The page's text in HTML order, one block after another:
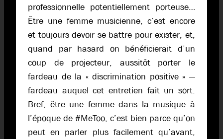
professionnelle potentiellement porteuse…
Être une femme musicienne, c’est encore
et toujours devoir se battre pour exister, et,
quand par hasard on bénéficierait d’un
coup de projecteur, aussitôt porter le
fardeau de la « discrimination positive » —
fardeau auquel cet entretien fait un sort.
Bref, être une femme dans la musique à
l’époque de #MeToo, c’est bien parce qu’on
peut en parler plus facilement qu’avant,